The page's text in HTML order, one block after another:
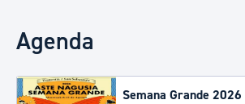
Agenda
Semana Grande 2026